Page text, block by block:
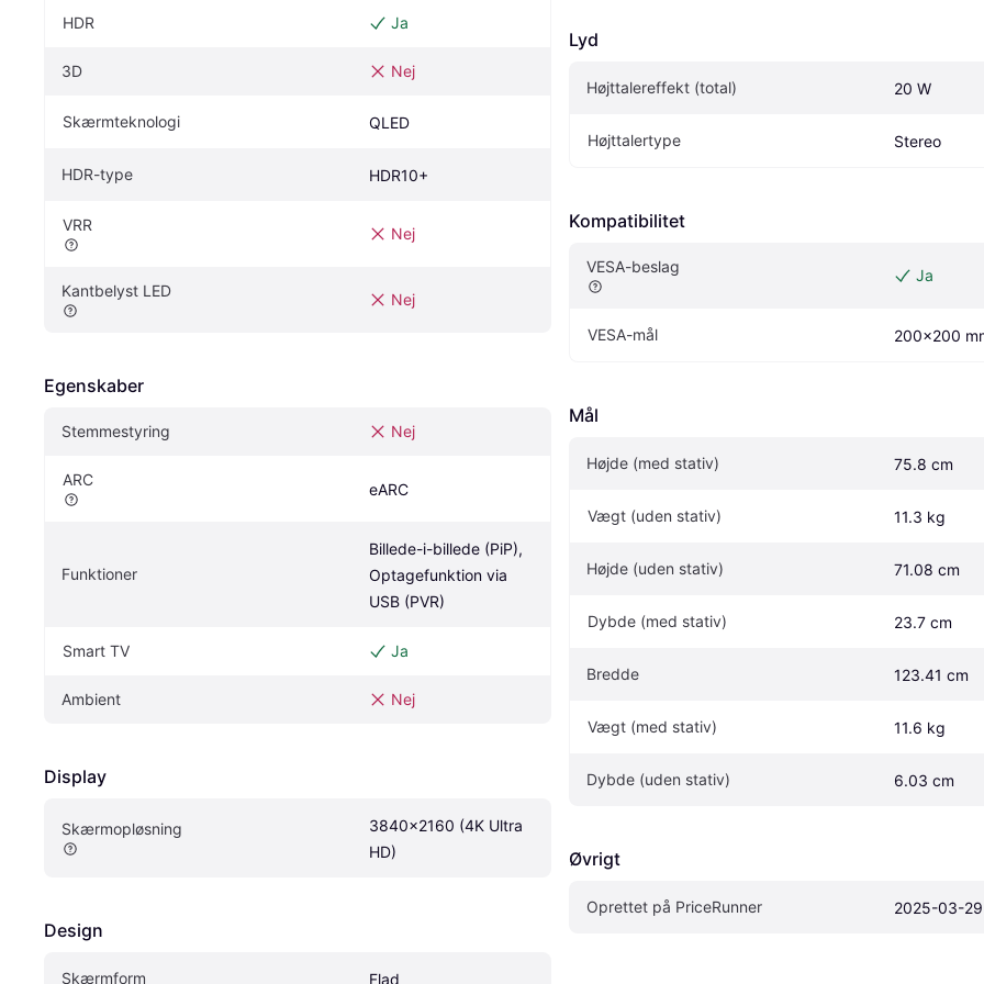
HDR Ja
3D Nej
Skærmteknologi QLED
HDR-type HDR10+
VRR Nej
Kantbelyst LED Nej
Egenskaber
Stemmestyring Nej
ARC
eARC
Funktioner
Billede-i-billede (PiP),
Optagefunktion via
USB (PVR)
Smart TV Ja
Ambient Nej
Display
Skærmopløsning
3840x2160 (4K Ultra
HD)
Design
Skærmform Flad
Lyd
Højttalereffekt (total) 20 W
Højttalertype Stereo
Kompatibilitet
VESA-beslag Ja
VESA-mål 200x200
Mål
Højde (med stativ) 75.8 cm
Vægt (uden stativ) 11.3 kg
Højde (uden stativ) 71.08 cm
Dybde (med stativ) 23.7 cm
Bredde 123.41 cm
Vægt (med stativ) 11.6 kg
Dybde (uden stativ) 6.03 cm
Øvrigt
Oprettet på PriceRunner 2025-03-29